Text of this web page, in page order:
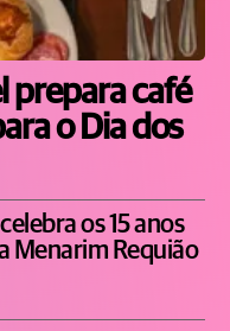
prepara café
o Dia dos
os 15 anos
Menarim Requião